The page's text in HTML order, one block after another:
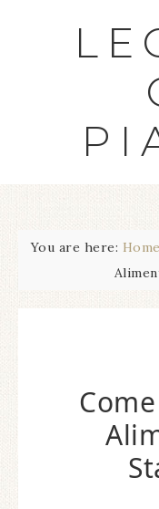
You are here: Home